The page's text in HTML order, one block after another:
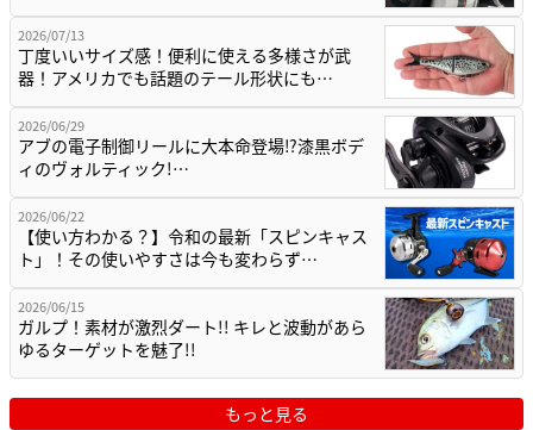
2026/07/13
丁度いいサイズ感！便利に使える多様さが武
器！アメリカでも話題のテール形状にも…
2026/06/29
アブの電子制御リールに大本命登場⁉漆黒ボデ
ィのヴォルティック!…
2026/06/22
【使い方わかる？】令和の最新「スピンキャス
ト」！その使いやすさは今も変わらず…
2026/06/15
ガルプ！素材が激烈ダート!! キレと波動があら
ゆるターゲットを魅了!!
もっと見る